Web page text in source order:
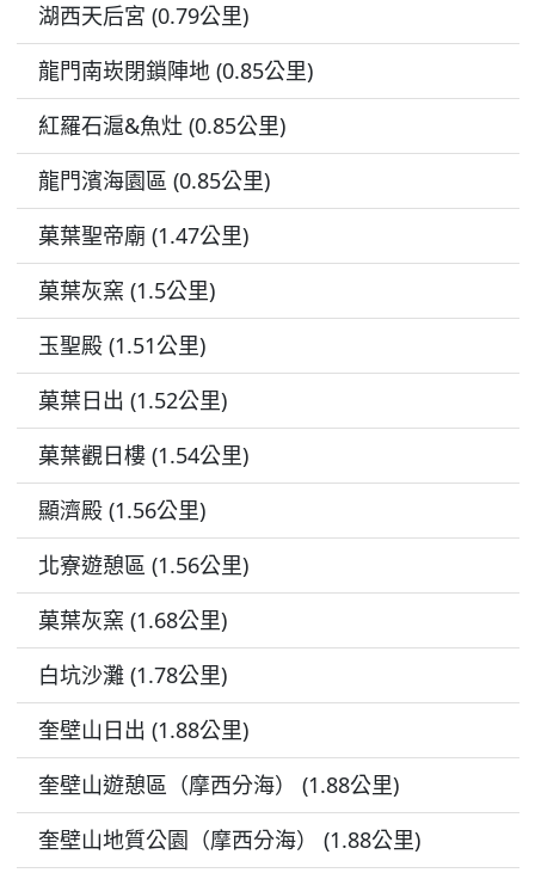
湖西天后宮 (0.79公里)
龍門南崁閉鎖陣地 (0.85公里)
紅羅石滬&魚灶 (0.85公里)
龍門濱海園區 (0.85公里)
菓葉聖帝廟 (1.47公里)
菓葉灰窯 (1.5公里)
玉聖殿 (1.51公里)
菓葉日出 (1.52公里)
菓葉觀日樓 (1.54公里)
顯濟殿 (1.56公里)
北寮遊憩區 (1.56公里)
菓葉灰窯 (1.68公里)
白坑沙灘 (1.78公里)
奎壁山日出 (1.88公里)
奎壁山遊憩區（摩西分海） (1.88公里)
奎壁山地質公園（摩西分海） (1.88公里)